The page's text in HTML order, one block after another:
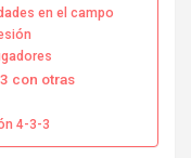
en el campo
con otras
4-3-3